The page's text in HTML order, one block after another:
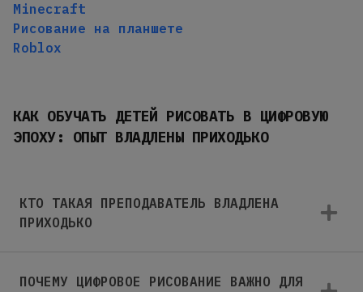
Minecraft
Рисование на планшете
Roblox
КАК ОБУЧАТЬ ДЕТЕЙ РИСОВАТЬ В ЦИФРОВУЮ
ЭПОХУ: ОПЫТ ВЛАДЛЕНЫ ПРИХОДЬКО
КТО ТАКАЯ ПРЕПОДАВАТЕЛЬ ВЛАДЛЕНА
ПРИХОДЬКО
ПОЧЕМУ ЦИФРОВОЕ РИСОВАНИЕ ВАЖНО ДЛЯ